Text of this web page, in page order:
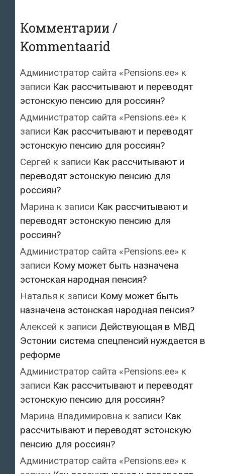
Комментарии /
Kommentaarid
Администратор сайта «Pensions.ee» к
записи Как рассчитывают и переводят
эстонскую пенсию для россиян?
Администратор сайта «Pensions.ee» к
записи Как рассчитывают и переводят
эстонскую пенсию для россиян?
Сергей к записи Как рассчитывают и
переводят эстонскую пенсию для
россиян?
Марина к записи Как рассчитывают и
переводят эстонскую пенсию для
россиян?
Администратор сайта «Pensions.ee» к
записи Кому может быть назначена
эстонская народная пенсия?
Наталья к записи Кому может быть
назначена эстонская народная пенсия?
Алексей к записи Действующая в МВД
Эстонии система спецпенсий нуждается в
реформе
Администратор сайта «Pensions.ee» к
записи Как рассчитывают и переводят
эстонскую пенсию для россиян?
Марина Владимировна к записи Как
рассчитывают и переводят эстонскую
пенсию для россиян?
Администратор сайта «Pensions.ee» к